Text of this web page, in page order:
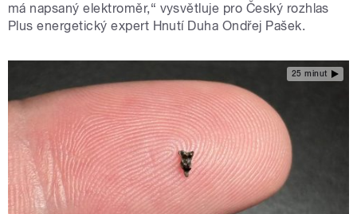
má napsaný elektroměr,“ vysvětluje pro Český rozhlas
Plus energetický expert Hnutí Duha Ondřej Pašek.
25 minut